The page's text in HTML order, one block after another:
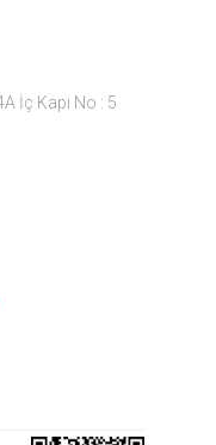
İç Kapı No : 5